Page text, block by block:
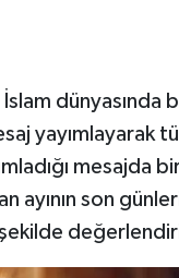
yayımlayarak
mesajda
ayının son